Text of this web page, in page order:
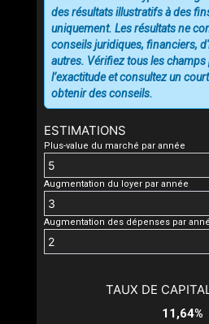
ESTIMATIONS
Plus-value du marché par année
Augmentation du loyer par année
Augmentation des dépenses par
des résultats illustratifs à des
uniquement. Les résultats ne
conseils juridiques, financiers,
autres. Vérifiez tous les
l’exactitude et consultez un
obtenir des conseils.
TAUX DE
11,64%